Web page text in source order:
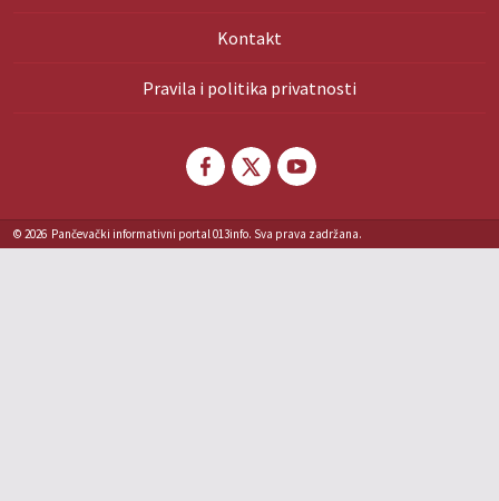
Kontakt
Pravila i politika privatnosti
© 2026 Pančevački informativni portal 013info. Sva prava zadržana.